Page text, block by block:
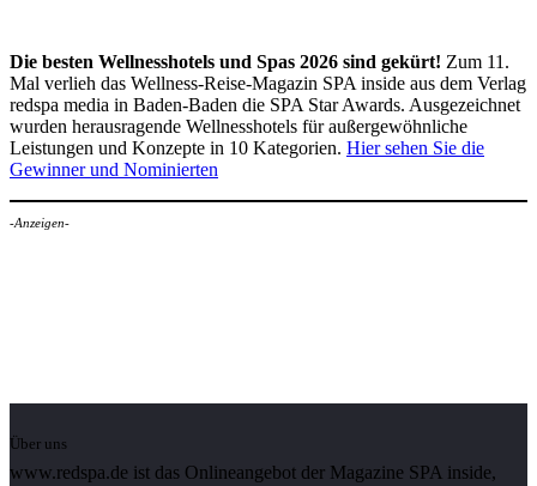
Die besten Wellnesshotels und Spas 2026 sind gekürt! Zum 11.
Mal verlieh das Wellness-Reise-Magazin SPA inside aus dem Verlag
redspa media in Baden-Baden die SPA Star Awards. Ausgezeichnet
wurden herausragende Wellnesshotels für außergewöhnliche
Leistungen und Konzepte in 10 Kategorien. Hier sehen Sie die
Gewinner und Nominierten
-Anzeigen-
Über uns
www.redspa.de ist das Onlineangebot der Magazine SPA inside,